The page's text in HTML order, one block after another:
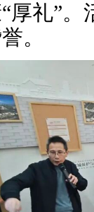
厚礼”
。